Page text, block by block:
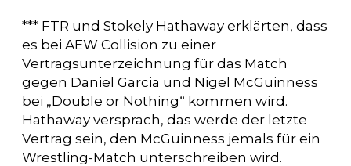
*** FTR und Stokely Hathaway erklärten, dass
es bei AEW Collision zu einer
Vertragsunterzeichnung für das Match
gegen Daniel Garcia und Nigel McGuinness
bei „Double or Nothing“ kommen wird.
Hathaway versprach, das werde der letzte
Vertrag sein, den McGuinness jemals für ein
Wrestling-Match unterschreiben wird.